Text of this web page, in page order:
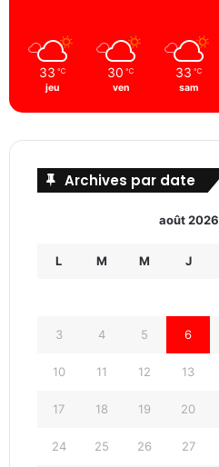
33 ℃
jeu
30 ℃
ven
33 ℃
sam
Archives par date
août 2026
L M M J
3 4 5 6
10 11 12 13
17 18 19 20
24 25 26 27